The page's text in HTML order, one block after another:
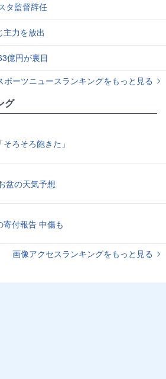
タ監督辞任
主力を放出
億円が裏目
ポーツニュースランキングをもっと見る
グ
ろそろ飽きた」
盆の天気予想
寄付報告 中傷も
画像アクセスランキングをもっと見る